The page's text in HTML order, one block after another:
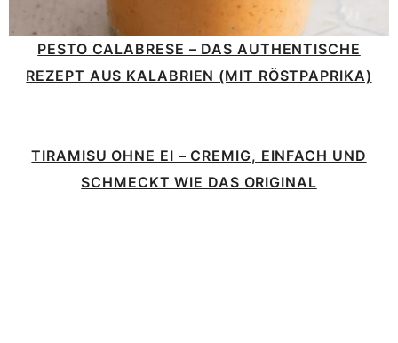
PESTO CALABRESE – DAS AUTHENTISCHE
REZEPT AUS KALABRIEN (MIT RÖSTPAPRIKA)
TIRAMISU OHNE EI – CREMIG, EINFACH UND
SCHMECKT WIE DAS ORIGINAL